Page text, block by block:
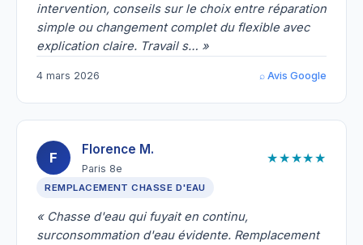
intervention, conseils sur le choix entre réparation
simple ou changement complet du flexible avec
explication claire. Travail s… »
4 mars 2026 ⌕ Avis Google
F
Florence M.
Paris 8e
★★★★★
REMPLACEMENT CHASSE D'EAU
« Chasse d'eau qui fuyait en continu,
surconsommation d'eau évidente. Remplacement